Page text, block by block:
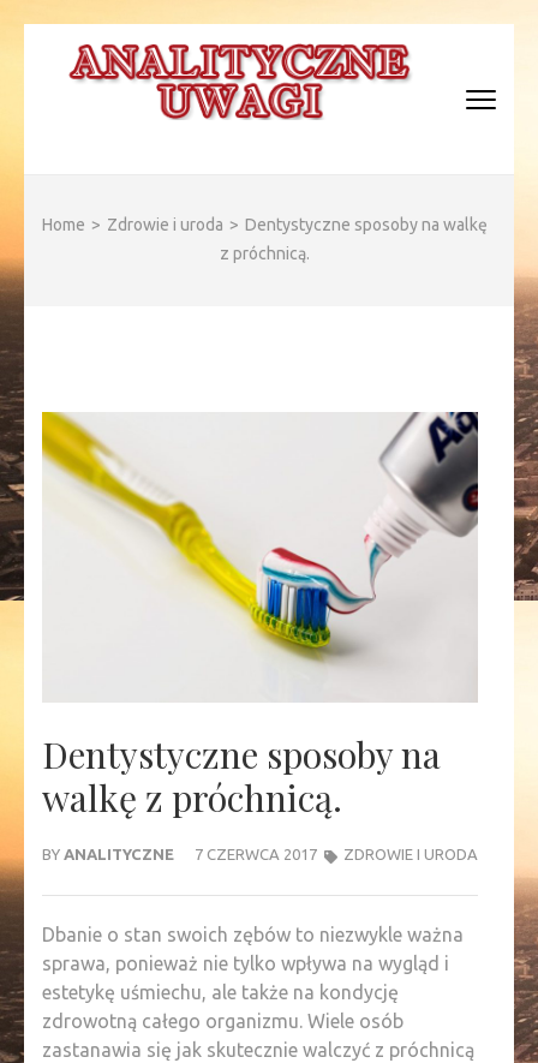
Home > Zdrowie i uroda > Dentystyczne sposoby na walkę
z próchnicą.
Dentystyczne sposoby na
walkę z próchnicą.
BY ANALITYCZNE 7 CZERWCA 2017 ZDROWIE I URODA
Dbanie o stan swoich zębów to niezwykle ważna
sprawa, ponieważ nie tylko wpływa na wygląd i
estetykę uśmiechu, ale także na kondycję
zdrowotną całego organizmu. Wiele osób
zastanawia się jak skutecznie walczyć z próchnicą